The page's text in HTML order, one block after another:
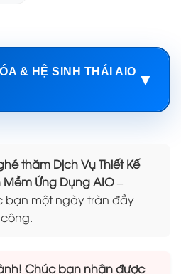
& HỆ SINH THÁI AIO ▼
thăm Dịch Vụ Thiết Kế
Mềm Ứng Dụng AIO –
bạn một ngày tràn đầy
Chúc bạn nhận được